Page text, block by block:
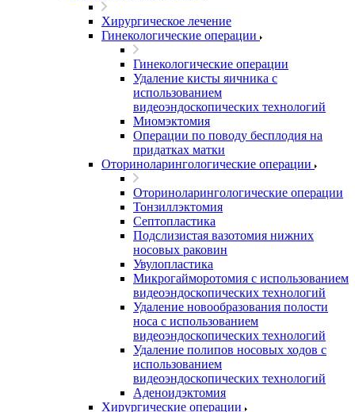
Хирургическое лечение
Гинекологические операции
Гинекологические операции
Удаление кисты яичника с
использованием
видеоэндоскопических технологий
Миомэктомия
Операции по поводу бесплодия на
придатках матки
Оториноларингологические операции
Оториноларингологические операции
Тонзиллэктомия
Септопластика
Подслизистая вазотомия нижних
носовых раковин
Увулопластика
Микрогайморотомия с использованием
видеоэндоскопических технологий
Удаление новообразования полости
носа с использованием
видеоэндоскопических технологий
Удаление полипов носовых ходов с
использованием
видеоэндоскопических технологий
Аденоидэктомия
Хирургические операции